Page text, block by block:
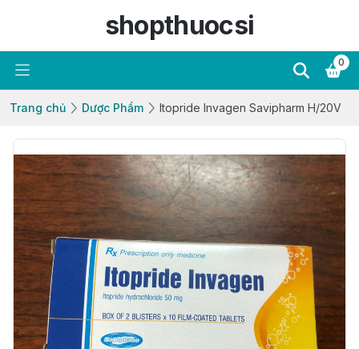
shopthuocsi
0
Trang chủ Dược Phẩm Itopride Invagen Savipharm H/20V